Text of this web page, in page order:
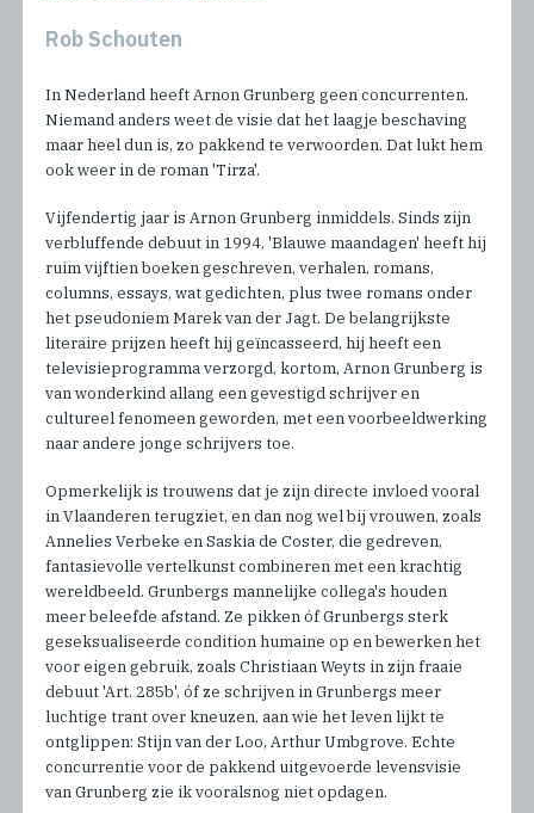
Rob Schouten
In Nederland heeft Arnon Grunberg geen concurrenten.
Niemand anders weet de visie dat het laagje beschaving
maar heel dun is, zo pakkend te verwoorden. Dat lukt hem
ook weer in de roman 'Tirza'.
Vijfendertig jaar is Arnon Grunberg inmiddels. Sinds zijn
verbluffende debuut in 1994, 'Blauwe maandagen' heeft hij
ruim vijftien boeken geschreven, verhalen, romans,
columns, essays, wat gedichten, plus twee romans onder
het pseudoniem Marek van der Jagt. De belangrijkste
literaire prijzen heeft hij geïncasseerd, hij heeft een
televisieprogramma verzorgd, kortom, Arnon Grunberg is
van wonderkind allang een gevestigd schrijver en
cultureel fenomeen geworden, met een voorbeeldwerking
naar andere jonge schrijvers toe.
Opmerkelijk is trouwens dat je zijn directe invloed vooral
in Vlaanderen terugziet, en dan nog wel bij vrouwen, zoals
Annelies Verbeke en Saskia de Coster, die gedreven,
fantasievolle vertelkunst combineren met een krachtig
wereldbeeld. Grunbergs mannelijke collega's houden
meer beleefde afstand. Ze pikken óf Grunbergs sterk
geseksualiseerde condition humaine op en bewerken het
voor eigen gebruik, zoals Christiaan Weyts in zijn fraaie
debuut 'Art. 285b', óf ze schrijven in Grunbergs meer
luchtige trant over kneuzen, aan wie het leven lijkt te
ontglippen: Stijn van der Loo, Arthur Umbgrove. Echte
concurrentie voor de pakkend uitgevoerde levensvisie
van Grunberg zie ik vooralsnog niet opdagen.